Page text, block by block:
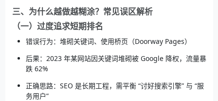
三、为什么越做越糊涂？常见误区解析
（一）过度追求短期排名
错误行为：堆砌关键词、使用桥页（Doorway Pages）
后果：2023 年某网站因关键词堆砌被 Google 降权，流量暴
跌 62%
正确思路：SEO 是长期工程，需平衡 “讨好搜索引擎” 与 “服
务用户”